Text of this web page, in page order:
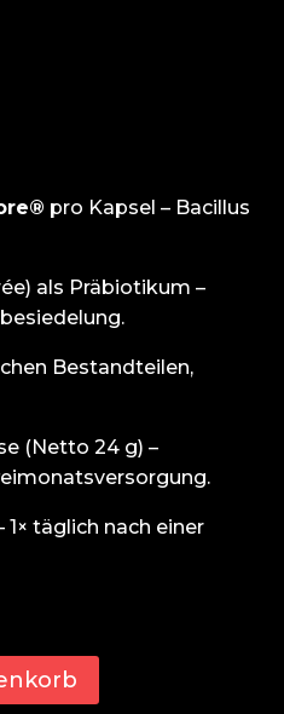
pro Kapsel – Bacillus
als Präbiotikum –
Bestandteilen,
(Netto 24 g) –
1× täglich nach einer